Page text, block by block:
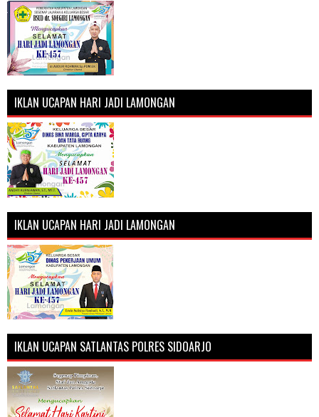
IKLAN UCAPAN HARI JADI LAMONGAN
IKLAN UCAPAN HARI JADI LAMONGAN
IKLAN UCAPAN SATLANTAS POLRES SIDOARJO